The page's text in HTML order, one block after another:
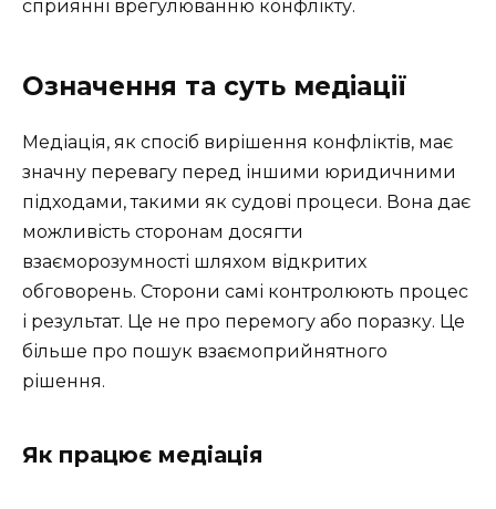
сприянні врегулюванню конфлікту.
Означення та суть медіації
Медіація, як спосіб вирішення конфліктів, має
значну перевагу перед іншими юридичними
підходами, такими як судові процеси. Вона дає
можливість сторонам досягти
взаєморозумності шляхом відкритих
обговорень. Сторони самі контролюють процес
і результат. Це не про перемогу або поразку. Це
більше про пошук взаємоприйнятного
рішення.
Як працює медіація